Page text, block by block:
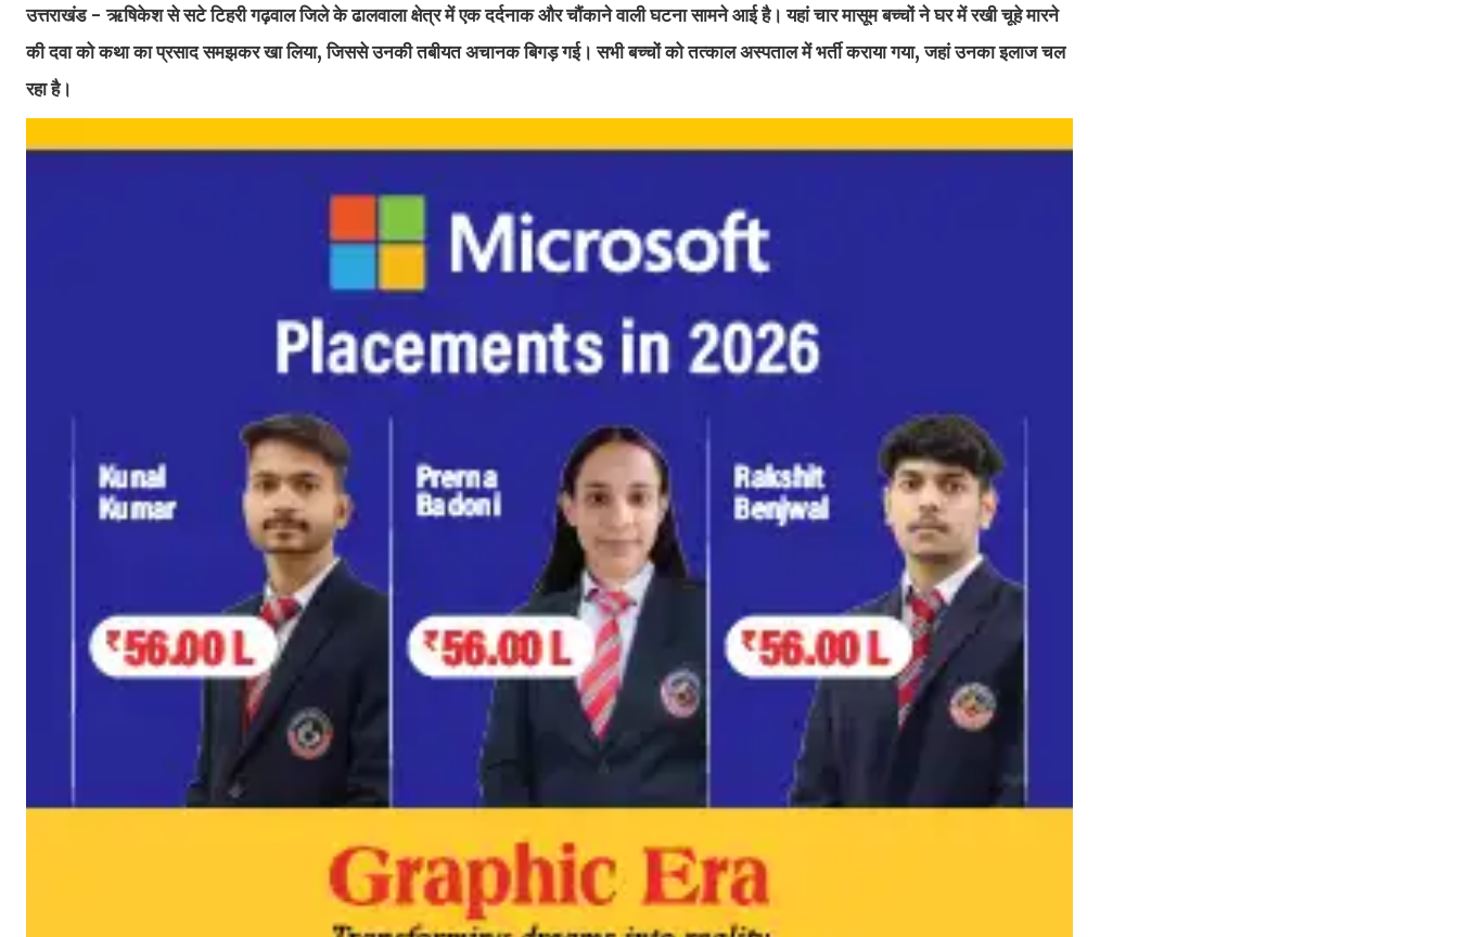
उत्तराखंड - ऋषिकेश से सटे टिहरी गढ़वाल जिले के ढालवाला क्षेत्र में एक दर्दनाक और चौंकाने वाली घटना सामने आई है। यहां चार मासूम बच्चों ने घर में रखी चूहे मारने
की दवा को कथा का प्रसाद समझकर खा लिया, जिससे उनकी तबीयत अचानक बिगड़ गई। सभी बच्चों को तत्काल अस्पताल में भर्ती कराया गया, जहां उनका इलाज चल
रहा है।